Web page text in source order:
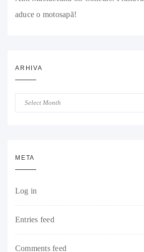
aduce o motosapă!
ARHIVA
Arhiva
META
Log in
Entries feed
Comments feed